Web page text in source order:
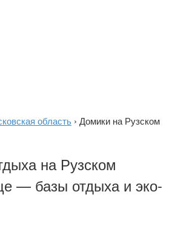
область › Домики на Рузском
на Рузском
— базы отдыха и эко-